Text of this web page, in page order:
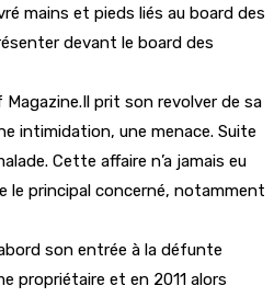
mains et pieds liés au board des
devant le board des
Magazine.Il prit son revolver de sa
intimidation, une menace. Suite
Cette affaire n’a jamais eu
le principal concerné, notamment
son entrée à la défunte
propriétaire et en 2011 alors